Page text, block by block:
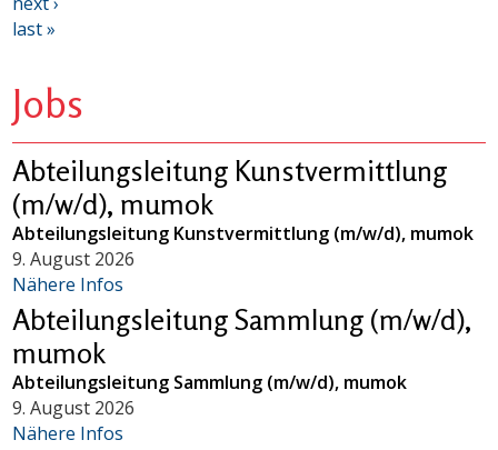
last »
Jobs
Abteilungsleitung Kunstvermittlung
(m/w/d), mumok
Abteilungsleitung Kunstvermittlung (m/w/d), mumok
9. August 2026
Nähere Infos
Abteilungsleitung Sammlung (m/w/d),
mumok
Abteilungsleitung Sammlung (m/w/d), mumok
9. August 2026
Nähere Infos